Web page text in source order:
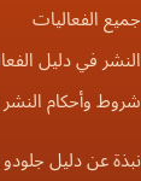
جميع الفعاليات
النشر في دليل
شروط وأحكام
نبذة عن دليل جلودو